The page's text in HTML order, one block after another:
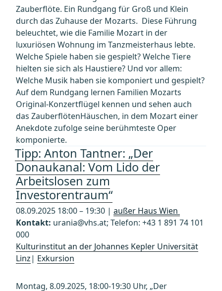
Zauberflöte. Ein Rundgang für Groß und Klein
durch das Zuhause der Mozarts. Diese Führung
beleuchtet, wie die Familie Mozart in der
luxuriösen Wohnung im Tanzmeisterhaus lebte.
Welche Spiele haben sie gespielt? Welche Tiere
hielten sie sich als Haustiere? Und vor allem:
Welche Musik haben sie komponiert und gespielt?
Auf dem Rundgang lernen Familien Mozarts
Original-Konzertflügel kennen und sehen auch
das ZauberflötenHäuschen, in dem Mozart einer
Anekdote zufolge seine berühmteste Oper
komponierte.
Tipp: Anton Tantner: „Der
Donaukanal: Vom Lido der
Arbeitslosen zum
Investorentraum“
08.09.2025 18:00 – 19:30 | außer Haus Wien
Kontakt: urania@vhs.at; Telefon: +43 1 891 74 101
000
Kulturinstitut an der Johannes Kepler Universität
Linz| Exkursion
Montag, 8.09.2025, 18:00-19:30 Uhr, „Der